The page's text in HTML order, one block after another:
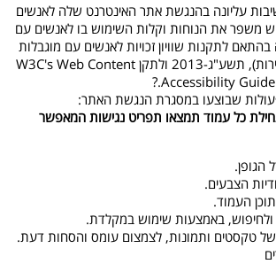
עליונה בהנגשת אתר האינטרנט שלה לאנשים
משפר את הנוחות וקלות השימוש בו לאנשים עם
לתקנות שוויון זכויות לאנשים עם מוגבלות
(התאמות נגישות לשירות), תשע"ג-2013 ולתקן W3C's Web Content
Accessibility
שבוצעו במסגרת הנגשת האתר:
כל עמוד תמצאו תפריט נגישות המאפשר
הגופן.
הצבעים.
העמוד.
באמצעות שימוש במקלדת.
טקסטים ותמונות, לצמצום עומס והסחות דעת.